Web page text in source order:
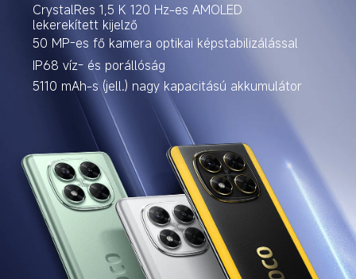
CrystalRes 1,5 K 120 Hz-es AMOLED
lekerekített kijelző
50 MP-es fő kamera optikai képstabilizálással
IP68 víz- és porállóság
5110 mAh-s (jell.) nagy kapacitású akkumulátor